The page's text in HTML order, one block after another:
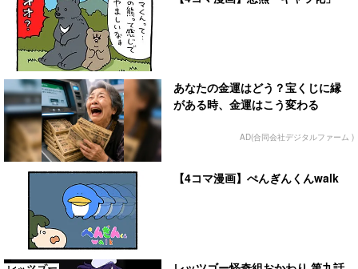
あなたの金運はどう？宝くじに縁
がある時、金運はこう変わる
AD(合同会社デジタルファーム )
【4コマ漫画】ぺんぎんくんwalk